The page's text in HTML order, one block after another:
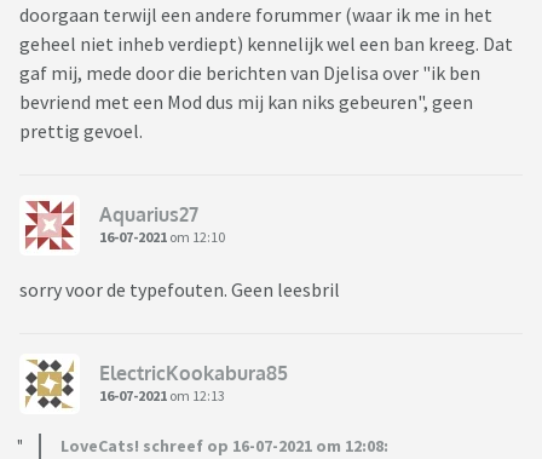
doorgaan terwijl een andere forummer (waar ik me in het
geheel niet inheb verdiept) kennelijk wel een ban kreeg. Dat
gaf mij, mede door die berichten van Djelisa over "ik ben
bevriend met een Mod dus mij kan niks gebeuren", geen
prettig gevoel.
Aquarius27
16-07-2021 om 12:10
sorry voor de typefouten. Geen leesbril
ElectricKookabura85
16-07-2021 om 12:13
LoveCats! schreef op 16-07-2021 om 12:08: